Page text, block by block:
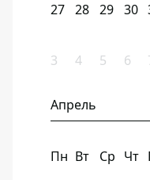
27 28 29 30
3 4 5 6
Апрель
Пн Вт Ср Чт